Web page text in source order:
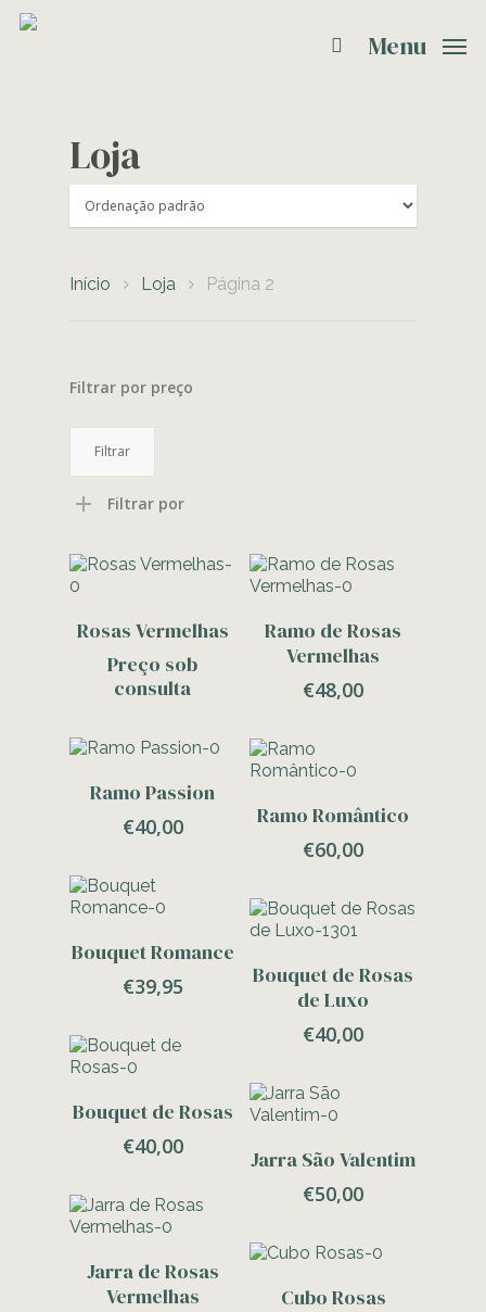
Menu
Loja
Início Loja Página 2
Filtrar por preço
Filtrar
Filtrar por
Rosas Vermelhas
Preço sob
consulta
Ramo de Rosas
Vermelhas
€48,00
Ramo Passion
€40,00
Adicionar
Ramo Romântico
€60,00
Bouquet Romance
€39,95
Bouquet de Rosas
de Luxo
€40,00
Bouquet de Rosas
€40,00 Jarra São Valentim
€50,00
Jarra de Rosas
Vermelhas
Cubo Rosas